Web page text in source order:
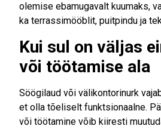
olemise ebamugavalt kuumaks,
ka terrassimööblit, puitpindu ja
Kui sul on väljas
või töötamise ala
Söögilaud või välikontorinurk
et olla tõeliselt funktsionaalne.
või töötamine võib kiiresti